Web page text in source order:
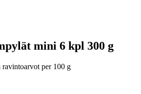
mini 6 kpl 300 g
per 100 g